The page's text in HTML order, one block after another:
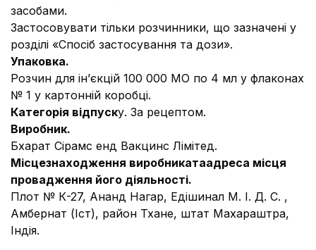
засобами.
Застосовувати тільки розчинники, що зазначені у
розділі «Спосіб застосування та дози».
Упаковка.
Розчин для ін’єкцій 100 000 МО по 4 мл у флаконах
№ 1 у картонній коробці.
Категорія відпуску. За рецептом.
Виробник.
Бхарат Сірамс енд Вакцинс Лімітед.
Місцезнаходження виробникатаадреса місця
провадження його діяльності.
Плот № К-27, Ананд Нагар, Едішинал М. І. Д. С. ,
Амбернат (Іст), район Тхане, штат Махараштра,
Індія.